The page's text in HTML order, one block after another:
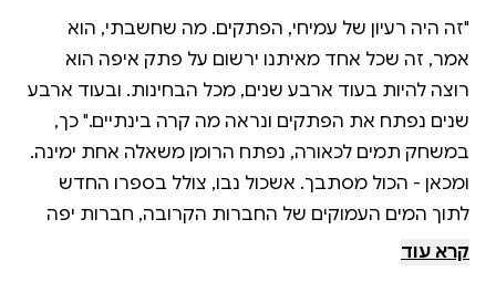
"זה היה רעיון של עמיחי, הפתקים. מה שחשבתי, הוא
אמר, זה שכל אחד מאיתנו ירשום על פתק איפה הוא
רוצה להיות בעוד ארבע שנים, מכל הבחינות. ובעוד ארבע
שנים נפתח את הפתקים ונראה מה קרה בינתיים." כך,
במשחק תמים לכאורה, נפתח הרומן משאלה אחת ימינה.
ומכאן - הכול מסתבך. אשכול נבו, צולל בספרו החדש
לתוך המים העמוקים של החברות הקרובה, חברות יפה
וכואבת בין ארבעה גברים ושלוש נשים שחייהם
קרא עוד